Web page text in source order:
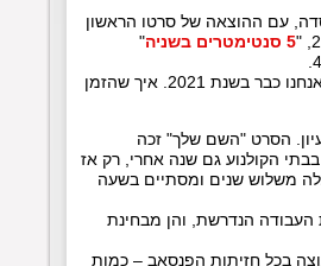
עם ההוצאה של סרטו הראשון
5 סנטימטרים בשניה
"
חדי העין בטח כבר הבחינו בדפוס חוזר – אולם ההוצאה האחרונה הייתה ב-2014 והיום אנחנו כבר בשנת 2021. איך שהזמן
הסרט "השם שלך" זכה
לאקרנים בקיץ 2016, הוא המשיך לככב בבתי הקולנוע גם שנה אחרי, רק אז
משלוש שנים ומסתיים בשעה
העבודה הנדרשת, והן מבחינת
בכל חזיתות הפנסאב – כמות